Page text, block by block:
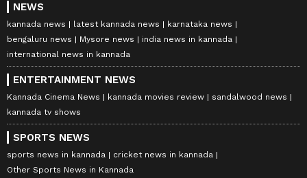
NEWS
kannada news latest kannada news
karnataka news
bengaluru news
Mysore news
india news in kannada
international news in kannada
ENTERTAINMENT NEWS
Kannada Cinema News kannada movies review
sandalwood news
kannada tv shows
SPORTS NEWS
sports news in kannada
cricket news in kannada
Other Sports News in Kannada